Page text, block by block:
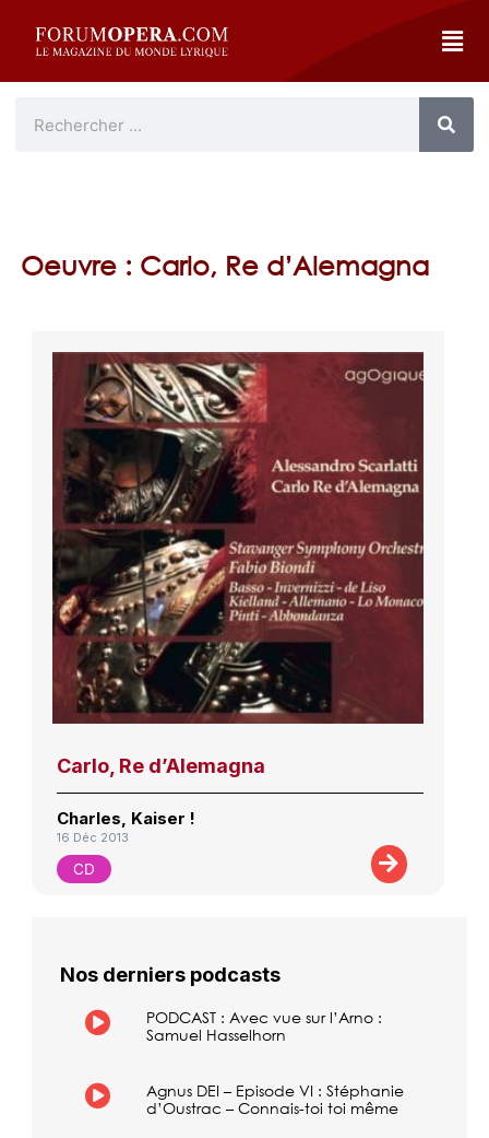
Oeuvre : Carlo, Re d’Alemagna
Carlo, Re d’Alemagna
Charles, Kaiser !
16 Déc 2013
CD
Nos derniers podcasts
PODCAST : Avec vue sur l’Arno :
Samuel Hasselhorn
Agnus DEI – Episode VI : Stéphanie
d’Oustrac – Connais-toi toi même